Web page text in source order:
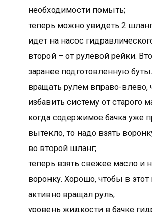
необходимости помыть;
теперь можно увидеть 2
идет на насос
второй – от рулевой рейки.
заранее подготовленную
вращать рулем вправо-влево,
избавить систему от старого
когда содержимое бачка уже
вытекло, то надо взять
во второй шланг;
теперь взять свежее масло и
воронку. Хорошо, чтобы в
активно вращал руль;
уровень жидкости в бачке